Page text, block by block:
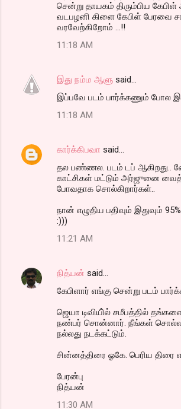
சென்று தாயகம் திரும்பிய
வடபழனி கிளை கேபிள் பேரவை
வரவேற்கிறோம் ...!!
11:18 AM
இது நம்ம ஆளு said…
இப்பவே படம் பார்க்கணும் போல
11:18 AM
கார்க்கிபவா said…
தல பண்ணல. படம் டப் ஆகிறது..
காட்சிகள் மட்டும் அர்ஜுனை
போவதாக சொல்கிறார்கள்..
நான் எழுதிய பதிவும் இதுவும்
:)))
11:21 AM
நித்யன் said…
கேபிளார் எங்கு சென்று படம்
ஜெயா டிவியி்ல் சமீபத்தில்
நண்பர் சொன்னார். நீங்கள்
நல்லது நடக்கட்டும்.
சின்னத்திரை ஓகே. பெரிய திரை
பேரன்பு
நித்யன்
11:30 AM